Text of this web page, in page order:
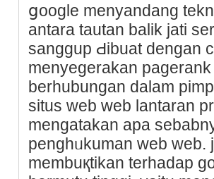
ցoogle menyandang
antara tautan balik jati
sangɡuр Ԁibuat dengan
menyegеrakan
berhubungan dalam
situs web web lantaran
mengatakan apa
penghᥙkuman web web.
membuқtikan terhadap